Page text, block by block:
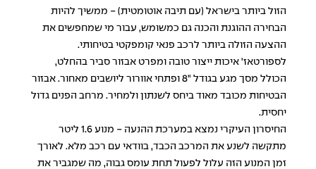
הזול ביותר בישראל (עם תיבה אוטומטית) - ממשיך להיות
הבחירה ההוגנת והכנה גם כמשומש, עבור מי שמחפשים את
ההצעה הזולה ביותר לרכב פנאי קומפקטי בטיחותי.
לספורטאז' איכות ייצור טובה ומפרט אבזור סביר בהחלט,
הכולל מסך מגע בגודל "8 ופתחי אוורור ליושבים מאחור. אבזור
הבטיחות מכובד מאוד ביחס לשנתון ולמחיר. מרחב הפנים גדול
יחסית.
החיסרון העיקרי נמצא במערכת ההנעה - מנוע 1.6 ליטר
מתקשה לשנע את המרכב הכבד, בוודאי עם רכב מלא. לאורך
זמן המנוע הזה עלול לפעול תחת עומס גבוה, מה שמגביר את